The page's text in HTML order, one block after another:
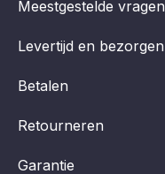
Meestgestelde vragen
Levertijd en bezorgen
Betalen
Retourneren
Garantie